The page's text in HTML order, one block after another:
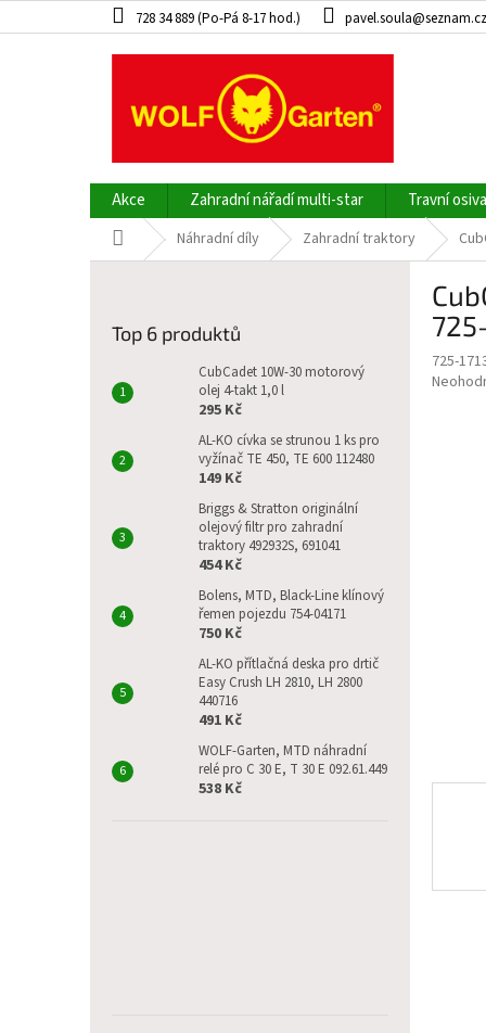
na
728 34 889 (Po-Pá 8-17 hod.) pavel.soula@seznam.cz
Akce Zahradní nářadí multi-star Travní osiva
Domů Náhradní díly Zahradní traktory
Top 6 produktů
CubCadet 10W-30 motorový
olej 4-takt 1,0 l
295 Kč
AL-KO cívka se strunou 1 ks pro
vyžínač TE 450, TE 600 112480
149 Kč
Briggs & Stratton originální
olejový filtr pro zahradní
traktory 492932S, 691041
454 Kč
Bolens, MTD, Black-Line klínový
řemen pojezdu 754-04171
750 Kč
AL-KO přítlačná deska pro drtič
Easy Crush LH 2810, LH 2800
440716
491 Kč
WOLF-Garten, MTD náhradní
relé pro C 30 E, T 30 E 092.61.449
538 Kč
725-